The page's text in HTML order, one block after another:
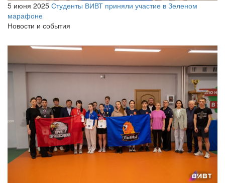
5 июня 2025 Студенты ВИВТ приняли участие в Зеленом
марафоне
Новости и события